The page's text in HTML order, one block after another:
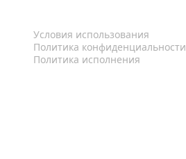
Условия использования
Политика конфиденциальности
Политика исполнения